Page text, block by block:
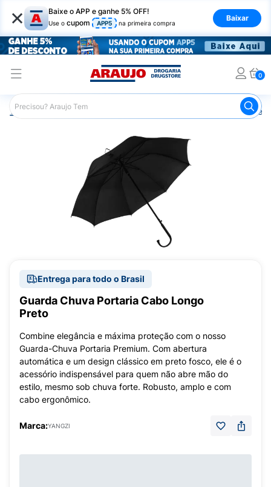
× Baixe o APP e ganhe 5% OFF!
Use o cupom APP5 na primeira compra
Baixar
0
Araujo Mercado Guarda Chuva e
Entrega para todo o Brasil
Guarda Chuva Portaria Cabo Longo
Preto
Combine elegância e máxima proteção com o nosso
Guarda-Chuva Portaria Premium. Com abertura
automática e um design clássico em preto fosco, ele é o
acessório indispensável para quem não abre mão do
estilo, mesmo sob chuva forte. Robusto, amplo e com
cabo ergonômico.
Marca:YANGZI